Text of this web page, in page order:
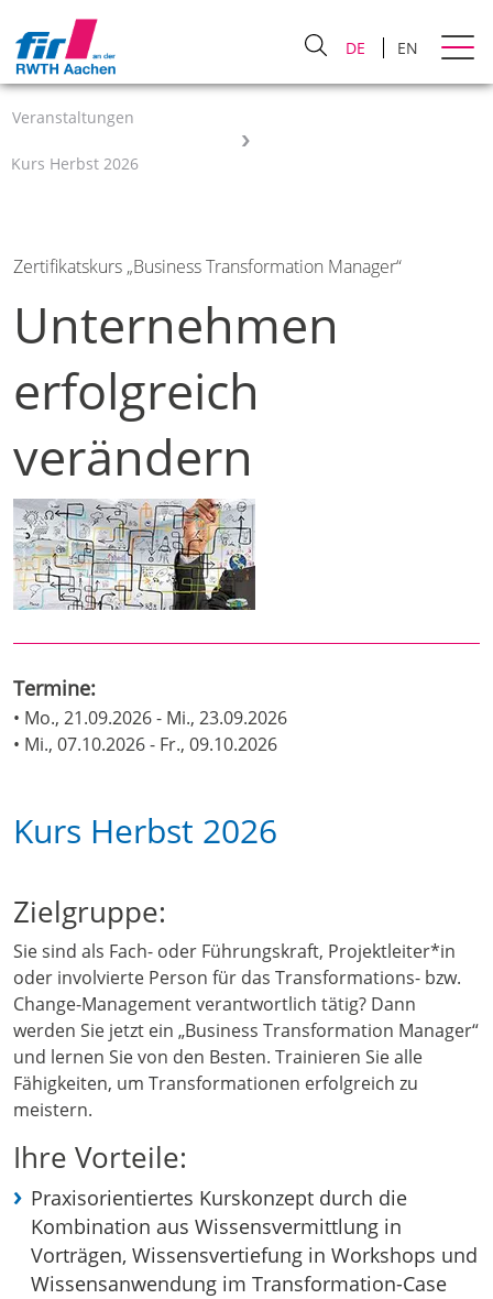
DE EN
Veranstaltungen
Kurs Herbst 2026
Zertifikatskurs „Business Transformation Manager“
Unternehmen
erfolgreich
verändern
Termine:
• Mo., 21.09.2026 - Mi., 23.09.2026
• Mi., 07.10.2026 - Fr., 09.10.2026
Kurs Herbst 2026
Zielgruppe:
Sie sind als Fach- oder Führungskraft, Projektleiter*in
oder involvierte Person für das Transformations- bzw.
Change-Management verantwortlich tätig? Dann
werden Sie jetzt ein „Business Transformation Manager“
und lernen Sie von den Besten. Trainieren Sie alle
Fähigkeiten, um Transformationen erfolgreich zu
meistern.
Ihre Vorteile:
Praxisorientiertes Kurskonzept durch die
Kombination aus Wissensvermittlung in
Vorträgen, Wissensvertiefung in Workshops und
Wissensanwendung im Transformation-Case